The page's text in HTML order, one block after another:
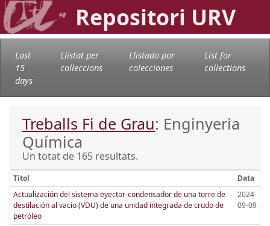
Repositori URV
Last
15
days
Llistat per
col·leccions
Llistado por
colecciones
List for
collections
Treballs Fi de Grau: Enginyeria
Química
Un totat de 165 resultats.
Títol
Data
Actualización del sistema eyector-condensador de una torre de
destilación al vacío (VDU) de una unidad integrada de crudo de
petróleo
2024-
09-09